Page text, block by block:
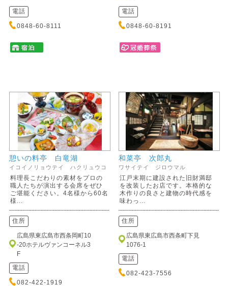
電話
0848-60-8111
電話
0848-60-8191
憩いの料亭 白竜湖
イコイノリョウテイ ハクリュウコ
料理長こだわりの素材をプロの
職人たちが演出する会席をぜひ
ご堪能ください。4名様から60名
様...
住所
広島県東広島市西条岡町10
-20ホテルヴァンコーネル3
F
電話
082-422-1919
和菜亭 次郎丸
ワサイテイ ジロウマル
江戸末期に建設された旧財満邸
を改装したお店です。本格的な
木作りの良さと建物の時代感を
味わっ...
住所
広島県東広島市西条町下見
1076-1
電話
082-423-7556